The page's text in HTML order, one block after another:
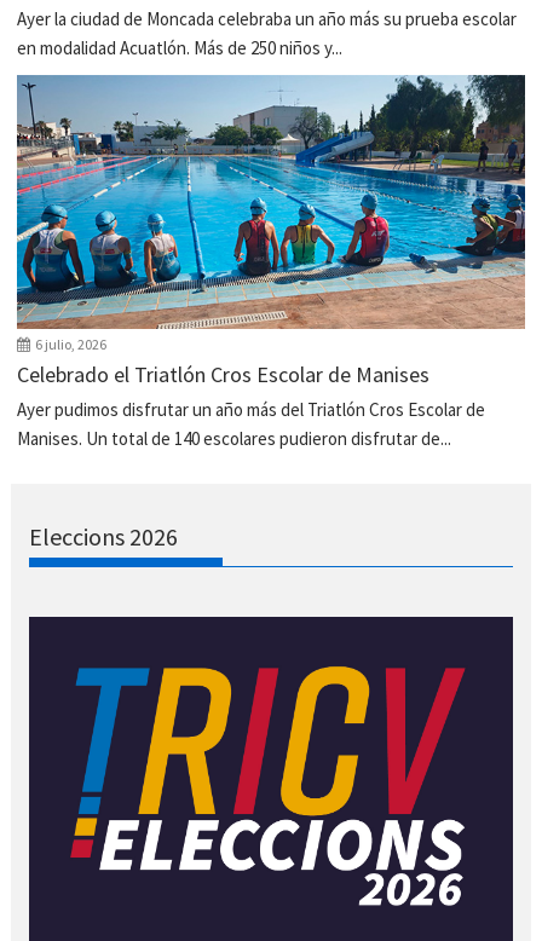
Ayer la ciudad de Moncada celebraba un año más su prueba escolar
en modalidad Acuatlón. Más de 250 niños y...
6 julio, 2026
Celebrado el Triatlón Cros Escolar de Manises
Ayer pudimos disfrutar un año más del Triatlón Cros Escolar de
Manises. Un total de 140 escolares pudieron disfrutar de...
Eleccions 2026